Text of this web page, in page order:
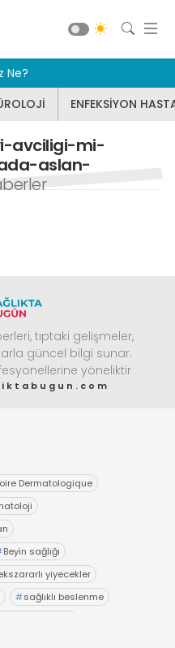
Ne?
ENFEKSİYON
avciligi-mi-​
aslan-
tıptaki gelişmeler,
güncel bilgi sunar.
yöneliktir
Dermatologique
Beyin sağlığı
yiyecekler
#sağlıklı beslenme
HASTALIKLARI
VE SİNİR CERRAHİSİ
CERRAHİ
HASTALIKLARI
TV Galeri Yazarlar